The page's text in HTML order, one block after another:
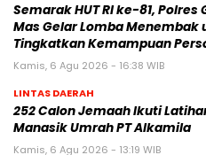
Semarak HUT RI ke-81, Polres
Mas Gelar Lomba Menembak
Tingkatkan Kemampuan
Kamis, 6 Agu 2026 - 16:38 WIB
LINTAS DAERAH
252 Calon Jemaah Ikuti
Manasik Umrah PT Alkamila
Kamis, 6 Agu 2026 - 13:19 WIB